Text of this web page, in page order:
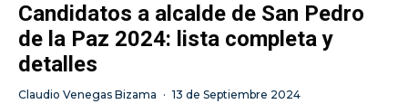
Candidatos a alcalde de San Pedro
de la Paz 2024: lista completa y
detalles
Claudio Venegas Bizama · 13 de Septiembre 2024